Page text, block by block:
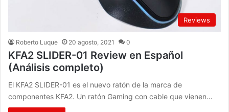
Reviews
Roberto Luque 20 agosto, 2021 0
KFA2 SLIDER-01 Review en Español
(Análisis completo)
El KFA2 SLIDER-01 es el nuevo ratón de la marca de
componentes KFA2. Un ratón Gaming con cable que vienen…